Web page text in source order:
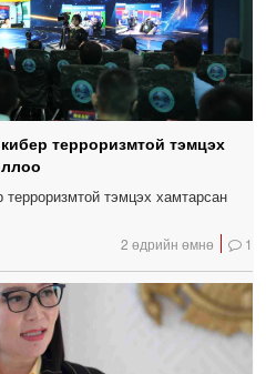
терроризмтой тэмцэх
тэмцэх хамтарсан
2 өдрийн өмнө 1